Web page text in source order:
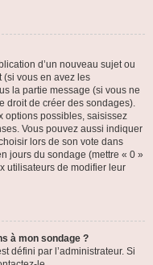
d’un nouveau sujet ou
(si vous en avez les
la partie message (si vous ne
droit de créer des sondages).
options possibles, saisissez
Vous pouvez aussi indiquer
lors de son vote dans
jours du sondage (mettre « 0 »
utilisateurs de modifier leur
à mon sondage ?
défini par l’administrateur. Si